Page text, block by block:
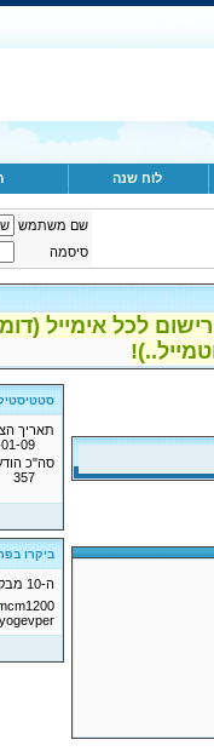
לוח שנה
שם משתמש
סיסמה
לכל אימייל
תאריך
09
סה"כ
357
ביקרו
ה-10 מבקר(ים) האחרונ(ים) לדף זה היו:
yogevper